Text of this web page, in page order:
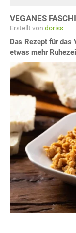
VEGANES
Erstellt von doriss
Das Rezept für das
etwas mehr